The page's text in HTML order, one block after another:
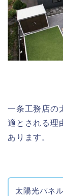
一条工務店の
適とされる理
あります。
太陽光パネ